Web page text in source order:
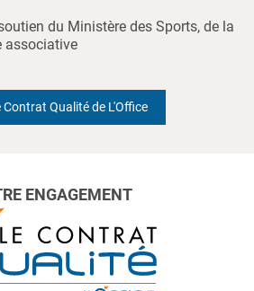
du Ministère des Sports, de la
associative
Qualité de L'Office
ENGAGEMENT